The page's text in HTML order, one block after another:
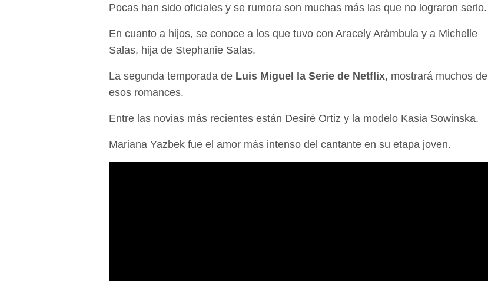
Pocas han sido oficiales y se rumora son muchas más las que no lograron serlo.
En cuanto a hijos, se conoce a los que tuvo con Aracely Arámbula y a Michelle
Salas, hija de Stephanie Salas.
La segunda temporada de Luis Miguel la Serie de Netflix, mostrará muchos de
esos romances.
Entre las novias más recientes están Desiré Ortiz y la modelo Kasia Sowinska.
Mariana Yazbek fue el amor más intenso del cantante en su etapa joven.